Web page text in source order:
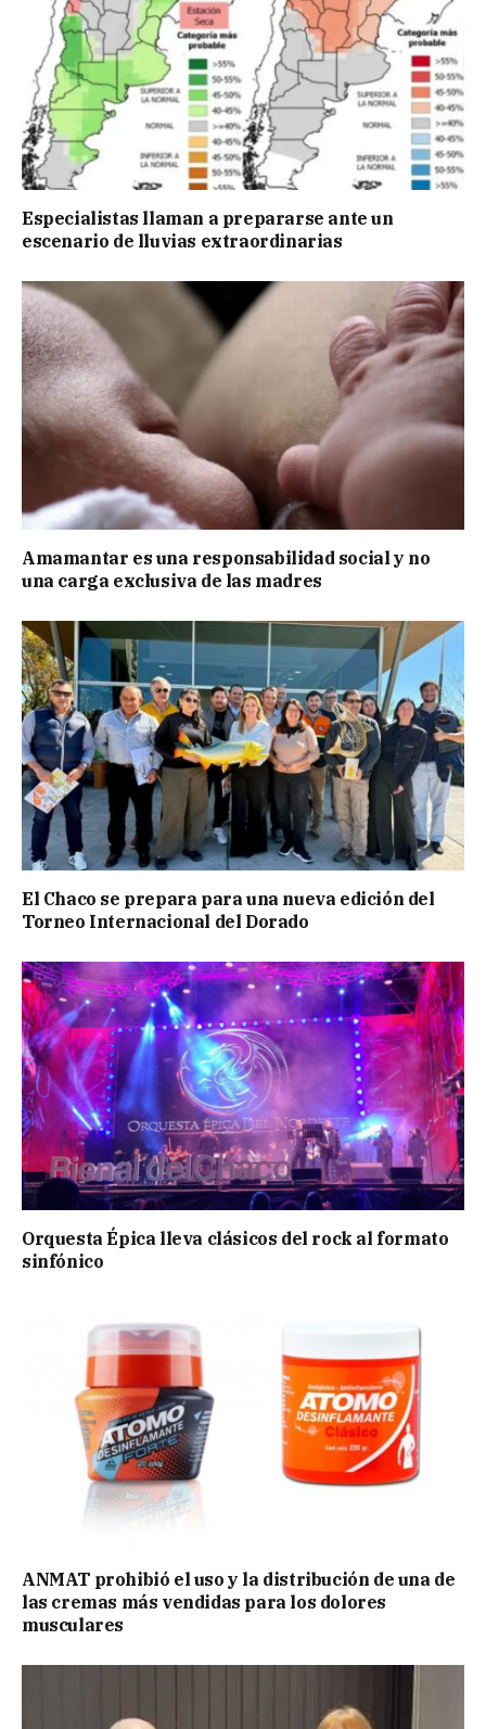
Especialistas llaman a prepararse ante un
escenario de lluvias extraordinarias
Amamantar es una responsabilidad social y no
una carga exclusiva de las madres
El Chaco se prepara para una nueva edición del
Torneo Internacional del Dorado
Orquesta Épica lleva clásicos del rock al formato
sinfónico
ANMAT prohibió el uso y la distribución de una de
las cremas más vendidas para los dolores
musculares